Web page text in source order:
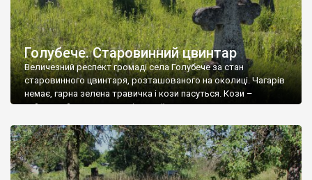
Голубече. Старовинний цвинтар
Величезний респект громаді села Голубече за стан
старовинного цвинтаря, розташованого на околиці. Чагарів
немає, гарна зелена травичка і кози пасуться. Кози –
найкращий регулятор шкідливої, для старих кладовищ,
бруньками, кози ті бруньки обгризають, бо то улюблений
делікатес. На цвинтарі у Голубечому ціла колекція
різноманітних форм хрестів. Село відносно невелике, […]